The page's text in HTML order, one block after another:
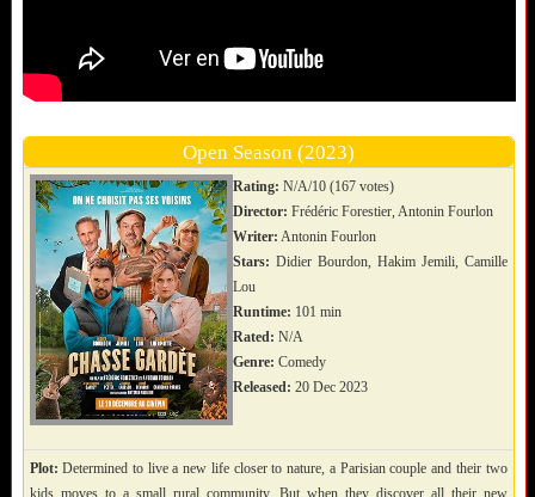
Open Season (2023)
Rating: N/A/10 (167 votes)
Director: Frédéric Forestier, Antonin Fourlon
Writer: Antonin Fourlon
Stars: Didier Bourdon, Hakim Jemili, Camille
Lou
Runtime: 101 min
Rated: N/A
Genre: Comedy
Released: 20 Dec 2023
Plot: Determined to live a new life closer to nature, a Parisian couple and their two
kids moves to a small rural community. But when they discover all their new